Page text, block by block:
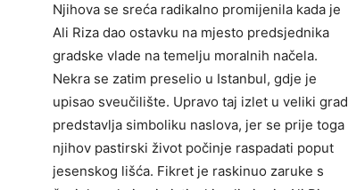
Njihova se sreća radikalno promijenila kada je
Ali Riza dao ostavku na mjesto predsjednika
gradske vlade na temelju moralnih načela.
Nekra se zatim preselio u Istanbul, gdje je
upisao sveučilište. Upravo taj izlet u veliki grad
predstavlja simboliku naslova, jer se prije toga
njihov pastirski život počinje raspadati poput
jesenskog lišća. Fikret je raskinuo zaruke s